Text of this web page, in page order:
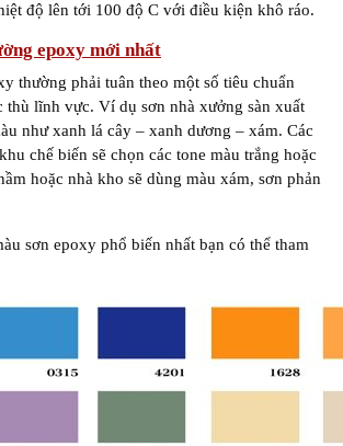
độ lên tới 100 độ C với điều kiện khô ráo.
epoxy mới nhất
thường phải tuân theo một số tiêu chuẩn
thù lĩnh vực. Ví dụ sơn nhà xưởng sàn xuất
như xanh lá cây – xanh dương – xám. Các
chế biến sẽ chọn các tone màu trắng hoặc
hoặc nhà kho sẽ dùng màu xám, sơn phản
sơn epoxy phổ biến nhất bạn có thể tham